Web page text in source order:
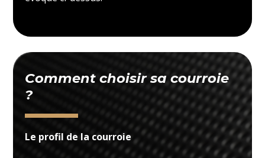
Comment choisir sa courroie
?
Le profil de la courroie